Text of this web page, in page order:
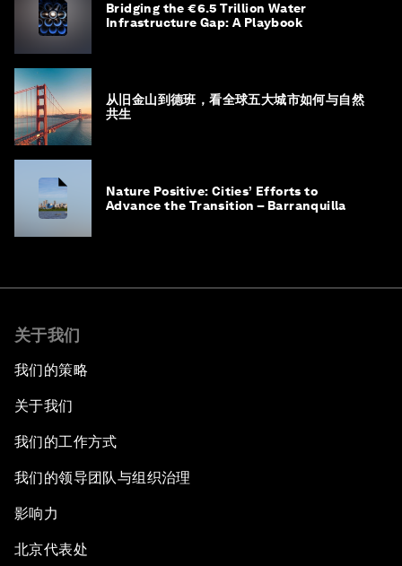
Bridging the €6.5 Trillion Water
Infrastructure Gap: A Playbook
从旧金山到德班，看全球五大城市如何与自然
共生
Nature Positive: Cities’ Efforts to
Advance the Transition – Barranquilla
关于我们
我们的策略
关于我们
我们的工作方式
我们的领导团队与组织治理
影响力
北京代表处